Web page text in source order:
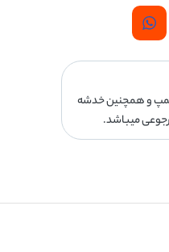
و همچنین خدشه
میباشد.